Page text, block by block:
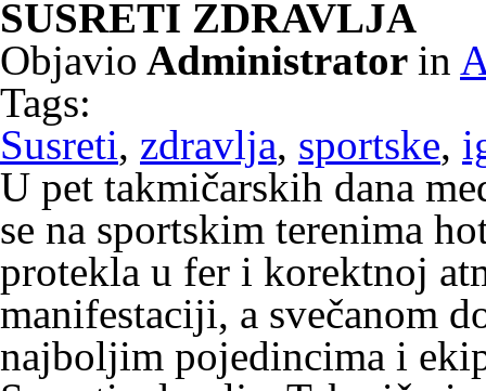
SUSRETI ZDRAVLJA
Objavio Administrator in
Tags:
Susreti, zdravlja, sportske,
U pet takmičarskih dana
se na sportskim terenima
protekla u fer i korektnoj
manifestaciji, a svečanom
najboljim pojedincima i